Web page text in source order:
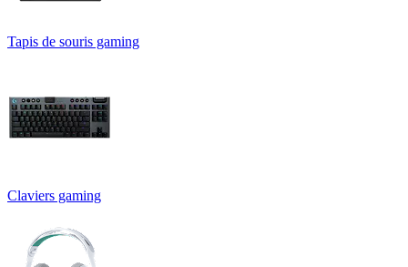
Tapis de souris gaming
Claviers gaming